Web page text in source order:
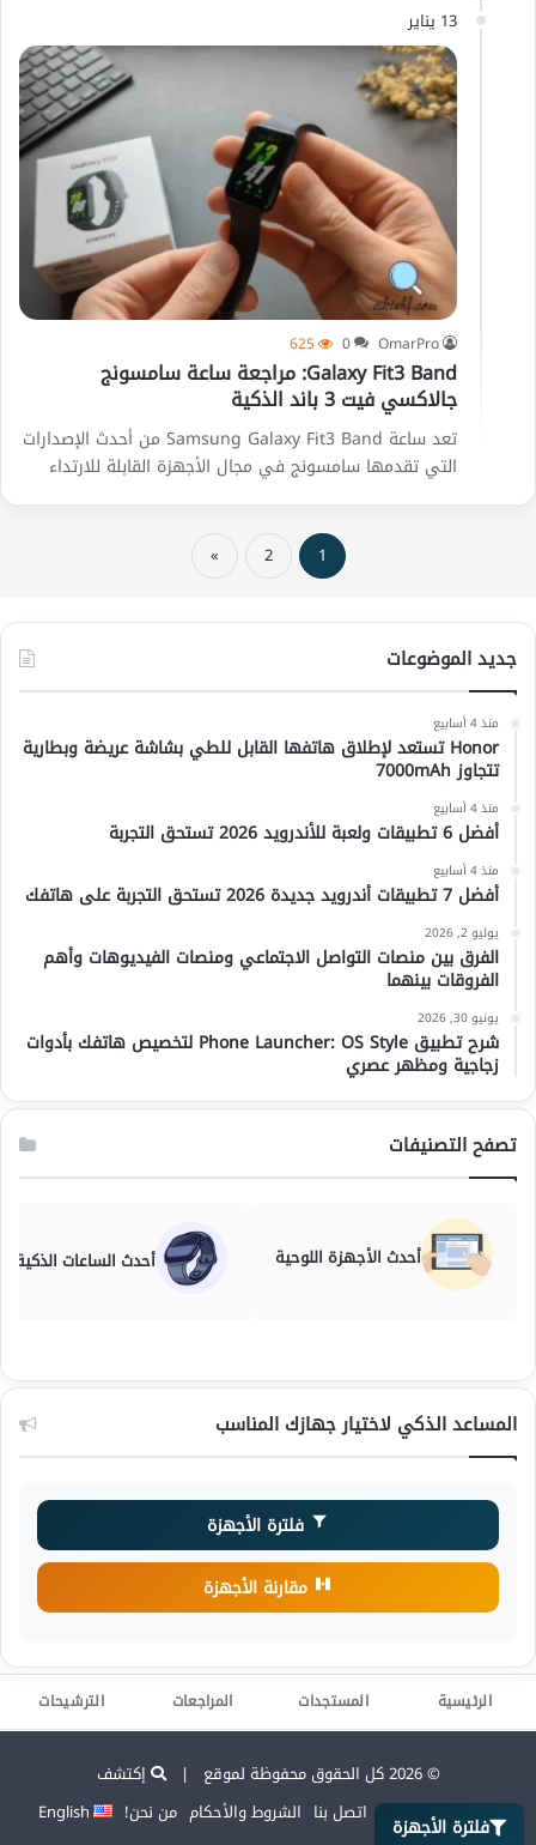
13 يناير
OmarPro
0
625
Galaxy Fit3 Band: مراجعة ساعة سامسونج
جالاكسي فيت 3 باند الذكية
تعد ساعة Samsung Galaxy Fit3 Band من أحدث الإصدارات
التي تقدمها سامسونج في مجال الأجهزة القابلة للارتداء
1
2
»
جديد الموضوعات
منذ 4 أسابيع
Honor تستعد لإطلاق هاتفها القابل للطي بشاشة عريضة وبطارية
تتجاوز 7000mAh
منذ 4 أسابيع
أفضل 6 تطبيقات ولعبة للأندرويد 2026 تستحق التجربة
منذ 4 أسابيع
أفضل 7 تطبيقات أندرويد جديدة 2026 تستحق التجربة على هاتفك
يوليو 2, 2026
الفرق بين منصات التواصل الاجتماعي ومنصات الفيديوهات وأهم
الفروقات بينهما
يونيو 30, 2026
شرح تطبيق Phone Launcher: OS Style لتخصيص هاتفك بأدوات
زجاجية ومظهر عصري
تصفح التصنيفات
أحدث الأجهزة اللوحية أحدث الساعات الذكية
المساعد الذكي لاختيار جهازك المناسب
فلترة الأجهزة
مقارنة الأجهزة
الرئيسية المستجدات المراجعات الترشيحات
© 2026 كل الحقوق محفوظة لموقع |
إكتشف
سياسة الخصوصية اتصل بنا الشروط والأحكام من نحن! English فلترة الأجهزة